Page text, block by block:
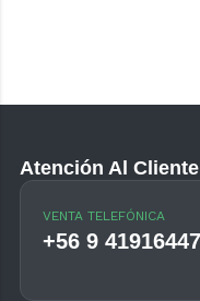
Atención Al Cliente
VENTA TELEFÓNICA
+56 9 41916447